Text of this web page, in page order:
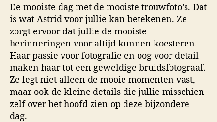
De mooiste dag met de mooiste trouwfoto’s. Dat
is wat Astrid voor jullie kan betekenen. Ze
zorgt ervoor dat jullie de mooiste
herinneringen voor altijd kunnen koesteren.
Haar passie voor fotografie en oog voor detail
maken haar tot een geweldige bruidsfotograaf.
Ze legt niet alleen de mooie momenten vast,
maar ook de kleine details die jullie misschien
zelf over het hoofd zien op deze bijzondere
dag.